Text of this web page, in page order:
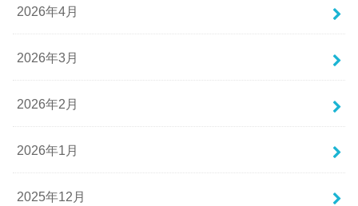
2026年4月
2026年3月
2026年2月
2026年1月
2025年12月